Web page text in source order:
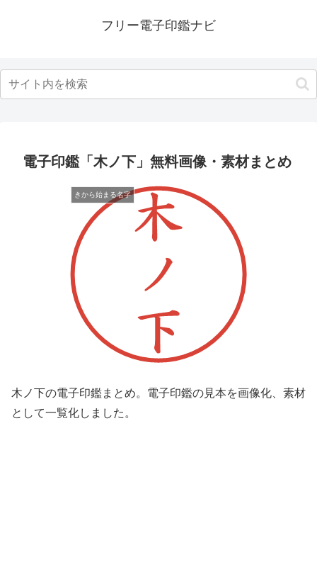
フリー電子印鑑ナビ
電子印鑑「木ノ下」無料画像・素材まとめ
きから始まる名字
木ノ下の電子印鑑まとめ。電子印鑑の見本を画像化、素材
として一覧化しました。